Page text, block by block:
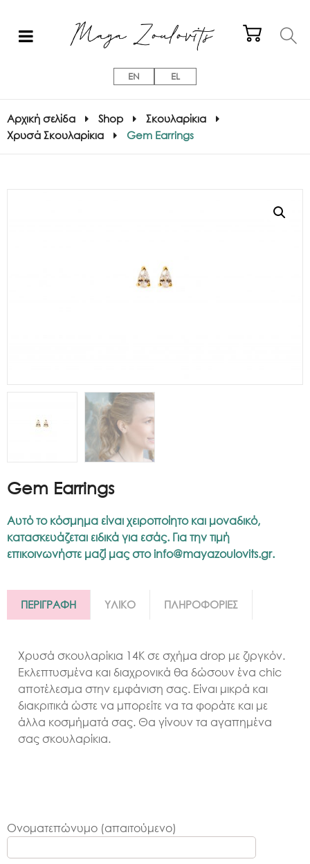
EN EL
Αρχική σελίδα Shop
Σκουλαρίκια
Χρυσά Σκουλαρίκια
Gem Earrings
Gem Earrings
Αυτό το κόσμημα είναι χειροποίητο και μοναδικό,
κατασκευάζεται ειδικά για εσάς. Για την τιμή
επικοινωνήστε μαζί μας στοinfo@mayazoulovits.gr.
ΠΕΡΙΓΡΑΦΗ ΥΛΙΚΟ ΠΛΗΡΟΦΟΡΙΕΣ
Χρυσά σκουλαρίκια 14K σε σχήμα drop με ζιργκόν.
Εκλεπτυσμένα και διαχρονικά θα δώσουν ένα chic
αποτέλεσμα στην εμφάνιση σας. Είναι μικρά και
διακριτικά ώστε να μπορείτε να τα φοράτε και με
άλλα κοσμήματά σας. Θα γίνουν τα αγαπημένα
σας σκουλαρίκια.
Ονοματεπώνυμο (απαιτούμενο)